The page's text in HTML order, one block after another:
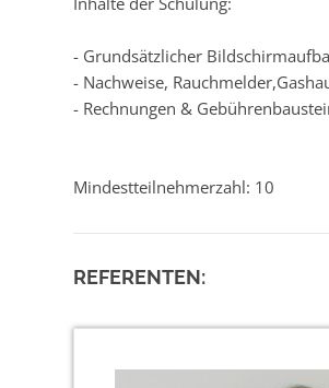
- Grundsätzlicher
- Nachweise,
- Rechnungen &
Mindestteilnehmerzahl: 10
REFERENTEN: